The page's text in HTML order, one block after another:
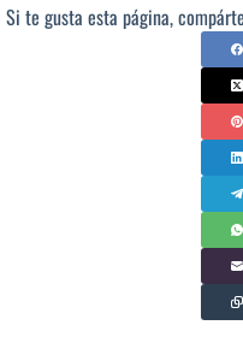
Si te gusta esta página,